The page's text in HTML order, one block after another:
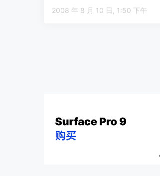
2008 年 8 月 10 日, 1:50 下午